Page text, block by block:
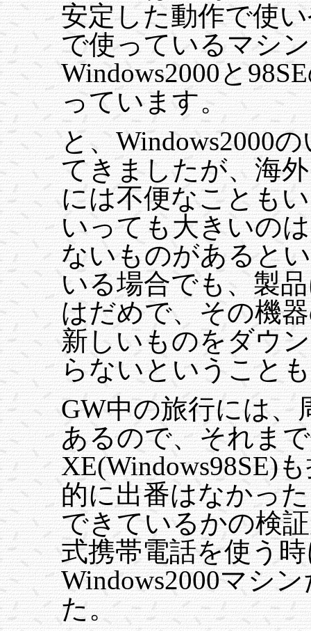
安定した動作で使
で使っているマシ
Windows2000と
っています。
と、Windows2000
てきましたが、海
には不便なことも
いっても大きいの
ないものがあると
いる場合でも、製
はだめで、その機
新しいものをダウ
らないということ
GW中の旅行には、
あるので、それま
XE(Windows98SE)
的に出番はなかっ
できているかの検
式携帯電話を使う
Windows2000マシ
た。